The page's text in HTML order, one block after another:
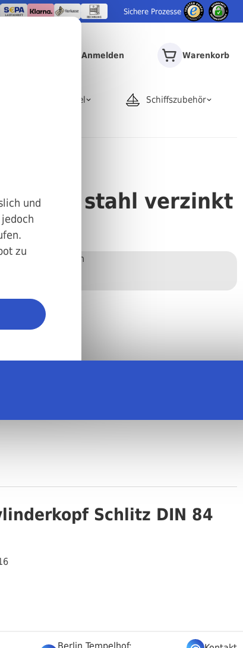
Sichere Prozesse
Anmelden Warenkorb
Rohrartikel Schiffszubehör
84 stahl verzinkt
bestellen
Schlitz DIN 84
und
zu